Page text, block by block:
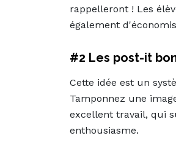
rappelleront ! Les
également
#2 Les post-it
Cette idée est un
Tamponnez une
excellent travail, qui
enthousiasme.